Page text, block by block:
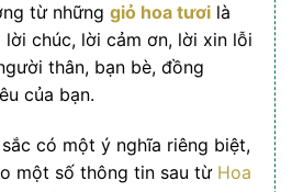
từ những giỏ hoa tươi là
chúc, lời cảm ơn, lời xin lỗi
thân, bạn bè, đồng
của bạn.
có một ý nghĩa riêng biệt,
một số thông tin sau từ Hoa